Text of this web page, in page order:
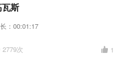
斯
：00:01:17
2779次 1